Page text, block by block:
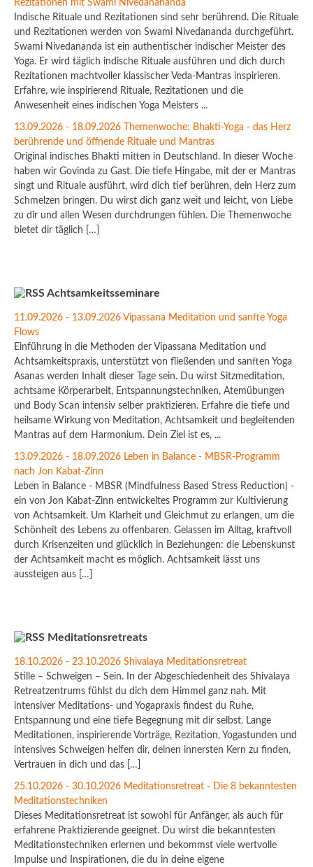
Rezitationen mit Swami Nivedanananda
Indische Rituale und Rezitationen sind sehr berührend. Die Rituale
und Rezitationen werden von Swami Nivedananda durchgeführt.
Swami Nivedananda ist ein authentischer indischer Meister des
Yoga. Er wird täglich indische Rituale ausführen und dich durch
Rezitationen machtvoller klassischer Veda-Mantras inspirieren.
Erfahre, wie inspirierend Rituale, Rezitationen und die
Anwesenheit eines indischen Yoga Meisters ...
13.09.2026 - 18.09.2026 Themenwoche: Bhakti-Yoga - das Herz
berührende und öffnende Rituale und Mantras
Original indisches Bhakti mitten in Deutschland. In dieser Woche
haben wir Govinda zu Gast. Die tiefe Hingabe, mit der er Mantras
singt und Rituale ausführt, wird dich tief berühren, dein Herz zum
Schmelzen bringen. Du wirst dich ganz weit und leicht, von Liebe
zu dir und allen Wesen durchdrungen fühlen. Die Themenwoche
bietet dir täglich […]
Achtsamkeitsseminare
11.09.2026 - 13.09.2026 Vipassana Meditation und sanfte Yoga
Flows
Einführung in die Methoden der Vipassana Meditation und
Achtsamkeitspraxis, unterstützt von fließenden und sanften Yoga
Asanas werden Inhalt dieser Tage sein. Du wirst Sitzmeditation,
achtsame Körperarbeit, Entspannungstechniken, Atemübungen
und Body Scan intensiv selber praktizieren. Erfahre die tiefe und
heilsame Wirkung von Meditation, Achtsamkeit und begleitenden
Mantras auf dem Harmonium. Dein Ziel ist es, ...
13.09.2026 - 18.09.2026 Leben in Balance - MBSR-Programm
nach Jon Kabat-Zinn
Leben in Balance - MBSR (Mindfulness Based Stress Reduction) -
ein von Jon Kabat-Zinn entwickeltes Programm zur Kultivierung
von Achtsamkeit. Um Klarheit und Gleichmut zu erlangen, um die
Schönheit des Lebens zu offenbaren. Gelassen im Alltag, kraftvoll
durch Krisenzeiten und glücklich in Beziehungen: die Lebenskunst
der Achtsamkeit macht es möglich. Achtsamkeit lässt uns
aussteigen aus […]
Meditationsretreats
18.10.2026 - 23.10.2026 Shivalaya Meditationsretreat
Stille – Schweigen – Sein. In der Abgeschiedenheit des Shivalaya
Retreatzentrums fühlst du dich dem Himmel ganz nah. Mit
intensiver Meditations- und Yogapraxis findest du Ruhe,
Entspannung und eine tiefe Begegnung mit dir selbst. Lange
Meditationen, inspirierende Vorträge, Rezitation, Yogastunden und
intensives Schweigen helfen dir, deinen innersten Kern zu finden,
Vertrauen in dich und das […]
25.10.2026 - 30.10.2026 Meditationsretreat - Die 8 bekanntesten
Meditationstechniken
Dieses Meditationsretreat ist sowohl für Anfänger, als auch für
erfahrene Praktizierende geeignet. Du wirst die bekanntesten
Meditationstechniken erlernen und bekommst viele wertvolle
Impulse und Inspirationen, die du in deine eigene